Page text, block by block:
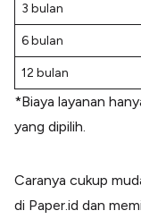
3 bulan
6 bulan
12 bulan
*Biaya layanan
yang dipilih.
Caranya cukup
di Paper.id dan